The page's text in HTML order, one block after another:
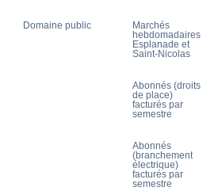
Domaine public
Marchés
hebdomadaires
Esplanade et
Saint-Nicolas
Abonnés (droits
de place)
facturés par
semestre
Abonnés
(branchement
électrique)
facturés par
semestre